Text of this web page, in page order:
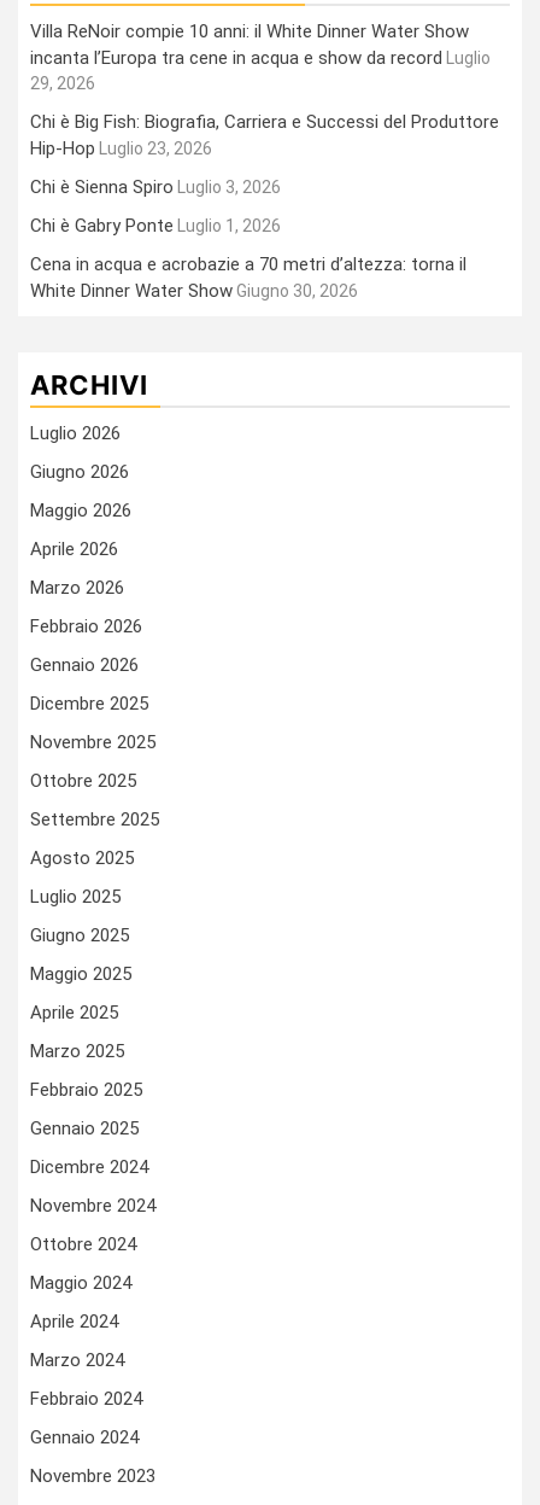
Villa ReNoir compie 10 anni: il White Dinner Water Show
incanta l’Europa tra cene in acqua e show da record
Luglio
29, 2026
Chi è Big Fish: Biografia, Carriera e Successi del Produttore
Hip-Hop
Luglio 23, 2026
Chi è Sienna Spiro Luglio 3, 2026
Chi è Gabry Ponte Luglio 1, 2026
Cena in acqua e acrobazie a 70 metri d’altezza: torna il
White Dinner Water ShowGiugno 30, 2026
ARCHIVI
Luglio 2026
Giugno 2026
Maggio 2026
Aprile 2026
Marzo 2026
Febbraio 2026
Gennaio 2026
Dicembre 2025
Novembre 2025
Ottobre 2025
Settembre 2025
Agosto 2025
Luglio 2025
Giugno 2025
Maggio 2025
Aprile 2025
Marzo 2025
Febbraio 2025
Gennaio 2025
Dicembre 2024
Novembre 2024
Ottobre 2024
Maggio 2024
Aprile 2024
Marzo 2024
Febbraio 2024
Gennaio 2024
Novembre 2023